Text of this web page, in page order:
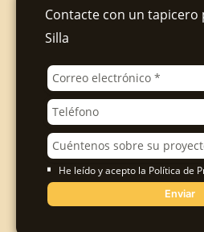
Contacte con un tapicero
Silla
He leído y acepto la Política de
Enviar